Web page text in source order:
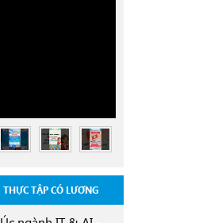
THỰC TẬP CÓ LƯƠNG